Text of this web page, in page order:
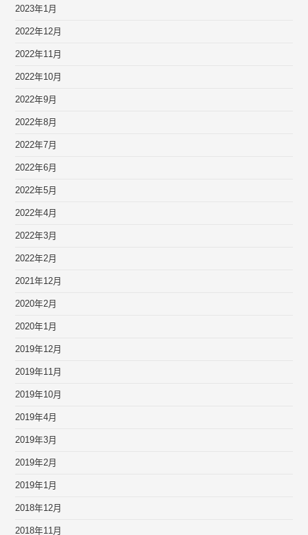
2023年1月
2022年12月
2022年11月
2022年10月
2022年9月
2022年8月
2022年7月
2022年6月
2022年5月
2022年4月
2022年3月
2022年2月
2021年12月
2020年2月
2020年1月
2019年12月
2019年11月
2019年10月
2019年4月
2019年3月
2019年2月
2019年1月
2018年12月
2018年11月